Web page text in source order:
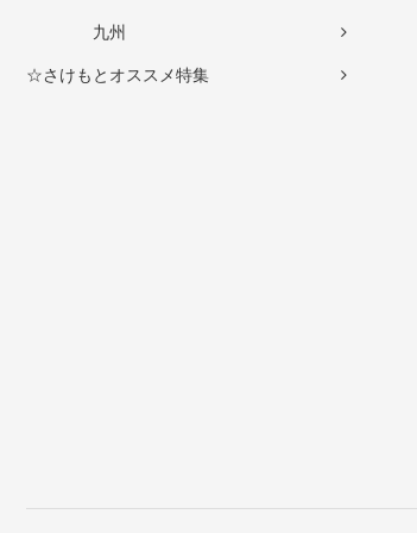
九州
☆さけもとオススメ特集